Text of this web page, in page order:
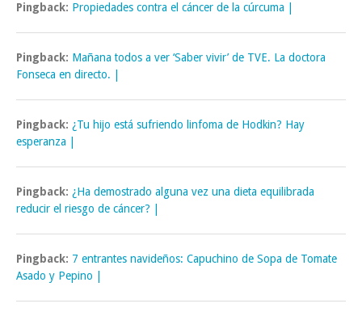
Pingback: Propiedades contra el cáncer de la cúrcuma |
Pingback: Mañana todos a ver ‘Saber vivir’ de TVE. La doctora
Fonseca en directo. |
Pingback: ¿Tu hijo está sufriendo linfoma de Hodkin? Hay
esperanza |
Pingback: ¿Ha demostrado alguna vez una dieta equilibrada
reducir el riesgo de cáncer? |
Pingback: 7 entrantes navideños: Capuchino de Sopa de Tomate
Asado y Pepino |